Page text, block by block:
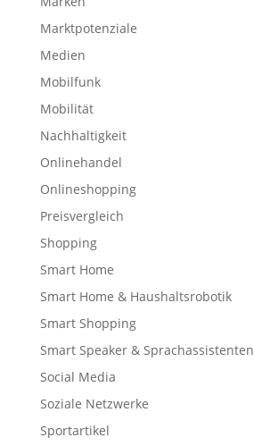
Marktpotenziale
Medien
Mobilfunk
Mobilität
Nachhaltigkeit
Onlinehandel
Onlineshopping
Preisvergleich
Shopping
Smart Home
Smart Home & Haushaltsrobotik
Smart Shopping
Smart Speaker & Sprachassistenten
Social Media
Soziale Netzwerke
Sportartikel